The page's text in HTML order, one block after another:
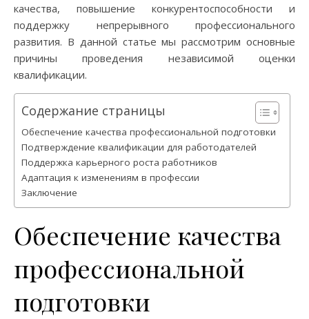
качества, повышение конкурентоспособности и
поддержку непрерывного профессионального
развития. В данной статье мы рассмотрим основные
причины проведения независимой оценки
квалификации.
Содержание страницы
Обеспечение качества профессиональной подготовки
Подтверждение квалификации для работодателей
Поддержка карьерного роста работников
Адаптация к изменениям в профессии
Заключение
Обеспечение качества
профессиональной
подготовки